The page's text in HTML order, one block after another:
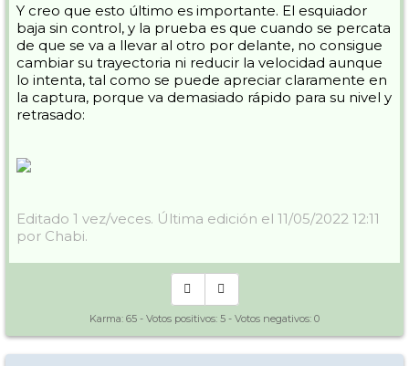
Y creo que esto último es importante. El esquiador
baja sin control, y la prueba es que cuando se percata
de que se va a llevar al otro por delante, no consigue
cambiar su trayectoria ni reducir la velocidad aunque
lo intenta, tal como se puede apreciar claramente en
la captura, porque va demasiado rápido para su nivel y
retrasado:
Editado 1 vez/veces. Última edición el 11/05/2022 12:11
por Chabi.
Karma: 65 - Votos positivos: 5 - Votos negativos: 0